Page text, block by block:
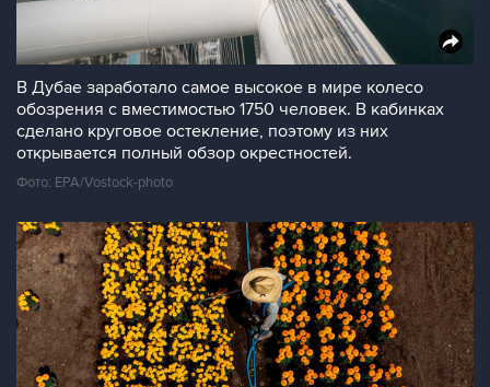
В Дубае заработало самое высокое в мире колесо
обозрения с вместимостью 1750 человек. В кабинках
сделано круговое остекление, поэтому из них
открывается полный обзор окрестностей.
Фото: EPA/Vostock-photo